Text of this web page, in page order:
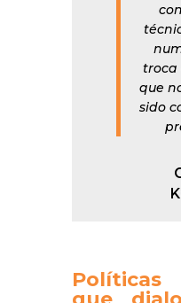
troca
que
sido
Políticas